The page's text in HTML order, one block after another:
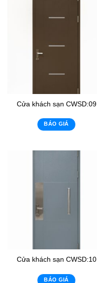
Cửa khách sạn CWSD:09
BÁO GIÁ
Cửa khách sạn CWSD:10
BÁO GIÁ